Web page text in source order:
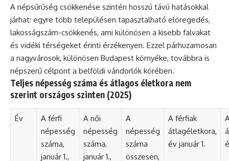
A népsűrűség csökkenése szintén hosszú távú hatásokkal
járhat: egyre több településen tapasztalható elöregedés,
lakosságszám-csökkenés, ami különösen a kisebb falvakat
és vidéki térségeket érinti érzékenyen. Ezzel párhuzamosan
a nagyvárosok, különösen Budapest környéke, továbbra is
népszerű célpont a belföldi vándorlók körében.
Teljes népesség száma és átlagos életkora nem
szerint országos szinten (2025)
Év
A férfi
népesség
száma,
január 1.,
A női
népesség
száma,
január 1.,
A
népesség
száma
összesen,
A férfiak
átlagéletkora,
év január 1.